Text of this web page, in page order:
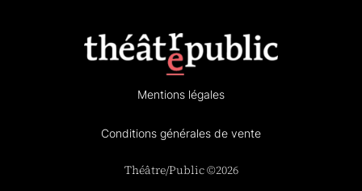
Mentions légales
Conditions générales de vente
Théâtre/Public ©2026